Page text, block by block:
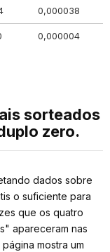
0,000038
0,000004
sorteados
zero.
dados sobre
o suficiente para
que os quatro
apareceram nas
mostra um